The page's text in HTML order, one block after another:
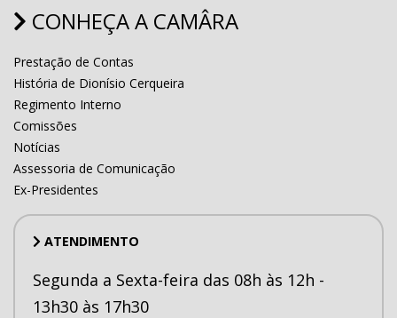
CONHEÇA A CAMÂRA
Prestação de Contas
História de Dionísio Cerqueira
Regimento Interno
Comissões
Notícias
Assessoria de Comunicação
Ex-Presidentes
ATENDIMENTO
Segunda a Sexta-feira das 08h às 12h -
13h30 às 17h30